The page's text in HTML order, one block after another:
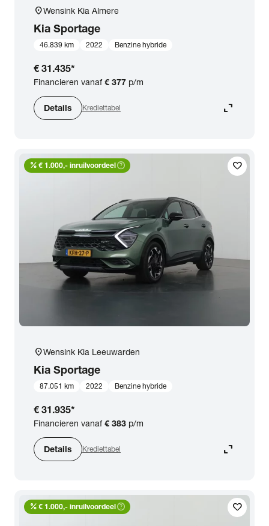
location_onWensink Kia Almere
Kia Sportage
46.839 km 2022 Benzine hybride
€ 31.435*
Financieren vanaf€ 377 p/m
Details Krediettabel expand_content
favorite
percent € 1.000,- inruilvoordeelhelp_outline
location_onWensink Kia Leeuwarden
Kia Sportage
87.051 km 2022 Benzine hybride
€ 31.935*
Financieren vanaf€ 383 p/m
Details Krediettabel expand_content
favorite
percent € 1.000,- inruilvoordeelhelp_outline